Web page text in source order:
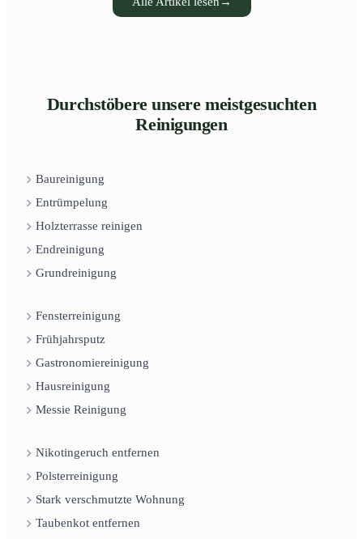
Durchstöbere unsere meistgesuchten
Reinigungen
Baureinigung
Entrümpelung
Holzterrasse reinigen
Endreinigung
Grundreinigung
Fensterreinigung
Frühjahrsputz
Gastronomiereinigung
Hausreinigung
Messie Reinigung
Nikotingeruch entfernen
Polsterreinigung
Stark verschmutzte Wohnung
Taubenkot entfernen